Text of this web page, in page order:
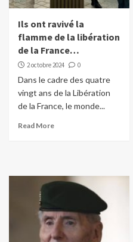
Ils ont ravivé la
flamme de la libération
de la France…
2 octobre 2024 0
Dans le cadre des quatre
vingt ans de la Libération
de la France, le monde...
Read More